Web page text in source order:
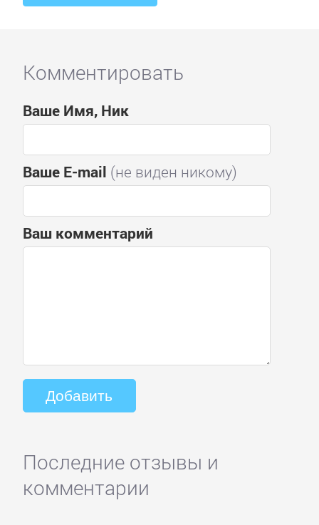
Комментировать
Ваше Имя, Ник
Ваше E-mail (не виден никому)
Ваш комментарий
Последние отзывы и
комментарии